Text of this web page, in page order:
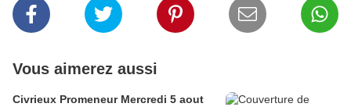
Vous aimerez aussi
Civrieux Promeneur Mercredi 5 aout